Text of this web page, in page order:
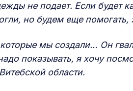
не подает. Если будет
но будем еще помогать,
мы создали… Он
показывать, я хочу
области.